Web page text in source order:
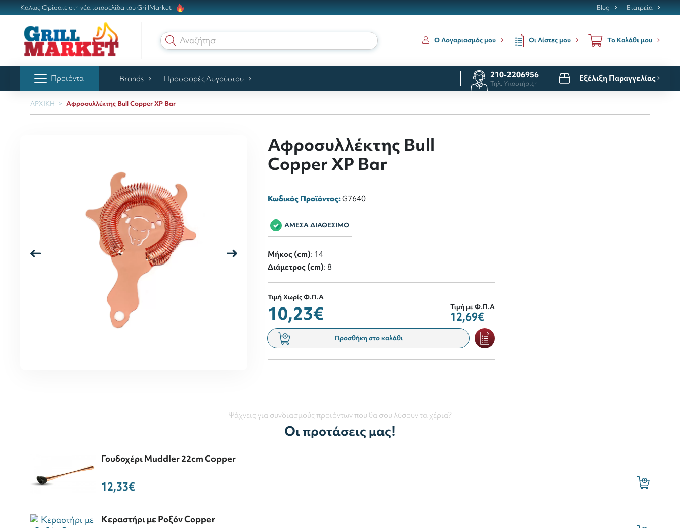
Καλως Ορίσατε στη νέα ιστοσελίδα του GrillMarket Blog Εταιρεία
Αναζήτηση για Ο Λογαριασμός μου Οι Λίστες μου Το Καλάθι μου
Προιόντα Brands Προσφορές Αυγούστου 210-2206956
Τηλ. Υποστήριξη
Εξέλιξη Παραγγελίας
ΑΡΧΙΚΗ Αφροσυλλέκτης Bull Copper XP Bar
Αφροσυλλέκτης Bull
Copper XP Bar
Κωδικός Προϊόντος:G7640
ΑΜΕΣΑ ΔΙΑΘΕΣΙΜΟ
Μήκος (cm): 14
Διάμετρος (cm): 8
Τιμή Χωρίς Φ.Π.Α
10,23€ Τιμή με Φ.Π.Α
12,69€
Προσθήκη στο καλάθι
Ψάχνεις για συνδιασμούς προιόντων που θα σου λύσουν τα χέρια?
Οι προτάσεις μας!
Γουδοχέρι Muddler 22cm Copper
12,33€
Κεραστήρι με Ροξόν Copper